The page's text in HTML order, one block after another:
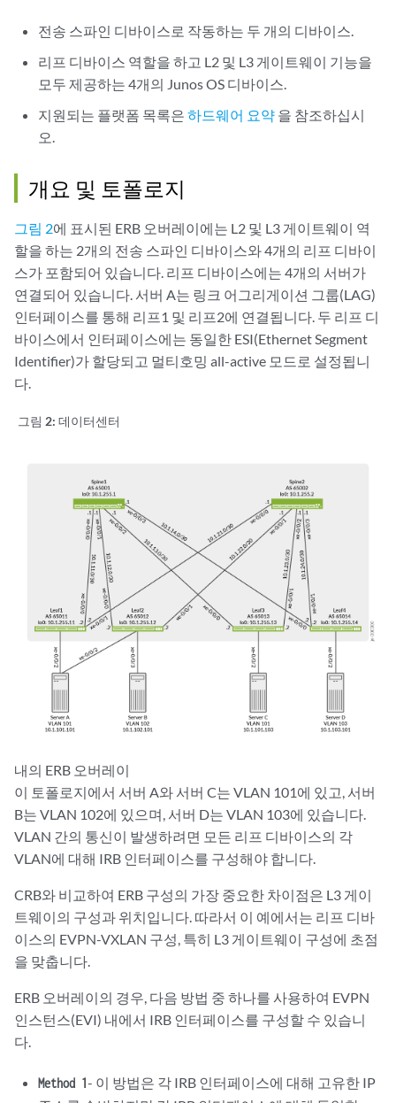
전송 스파인 디바이스로 작동하는 두 개의 디바이스.
리프 디바이스 역할을 하고 L2 및 L3 게이트웨이 기능을
모두 제공하는 4개의 Junos OS 디바이스.
지원되는 플랫폼 목록은하드웨어 요약 을 참조하십시
오.
개요 및 토폴로지
그림 2에 표시된 ERB 오버레이에는 L2 및 L3 게이트웨이 역
할을 하는 2개의 전송 스파인 디바이스와 4개의 리프 디바이
스가 포함되어 있습니다. 리프 디바이스에는 4개의 서버가
연결되어 있습니다. 서버 A는 링크 어그리게이션 그룹(LAG)
인터페이스를 통해 리프1 및 리프2에 연결됩니다. 두 리프 디
바이스에서 인터페이스에는 동일한 ESI(Ethernet Segment
Identifier)가 할당되고 멀티호밍 all-active 모드로 설정됩니
다.
그림 2: 데이터센터
내의 ERB 오버레이
이 토폴로지에서 서버 A와 서버 C는 VLAN 101에 있고, 서버
B는 VLAN 102에 있으며, 서버 D는 VLAN 103에 있습니다.
VLAN 간의 통신이 발생하려면 모든 리프 디바이스의 각
VLAN에 대해 IRB 인터페이스를 구성해야 합니다.
CRB와 비교하여 ERB 구성의 가장 중요한 차이점은 L3 게이
트웨이의 구성과 위치입니다. 따라서 이 예에서는 리프 디바
이스의 EVPN-VXLAN 구성, 특히 L3 게이트웨이 구성에 초점
을 맞춥니다.
ERB 오버레이의 경우, 다음 방법 중 하나를 사용하여 EVPN
인스턴스(EVI) 내에서 IRB 인터페이스를 구성할 수 있습니
다.
Method 1- 이 방법은 각 IRB 인터페이스에 대해 고유한 IP